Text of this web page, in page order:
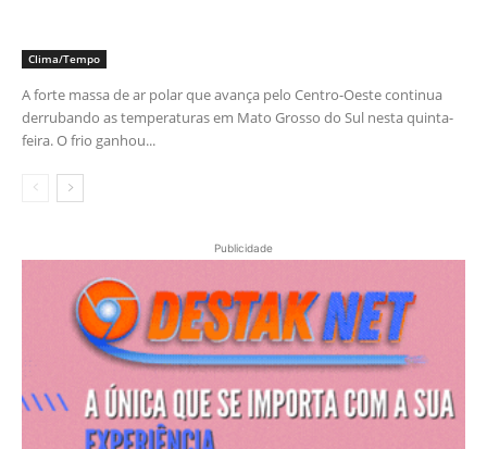
Clima/Tempo
A forte massa de ar polar que avança pelo Centro-Oeste continua
derrubando as temperaturas em Mato Grosso do Sul nesta quinta-
feira. O frio ganhou...
Publicidade